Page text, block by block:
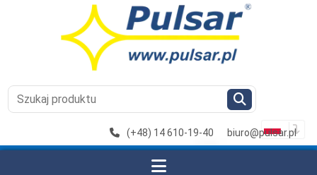
(+48) 14 610-19-40 biuro@pulsar.pl